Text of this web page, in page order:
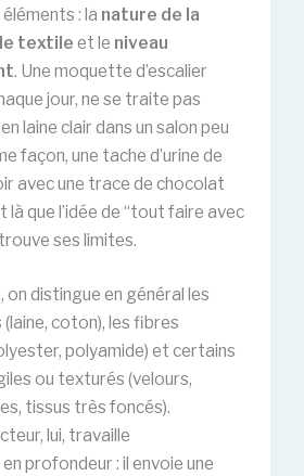
: la nature de la
textile et le niveau
. Une moquette d’escalier
jour, ne se traite pas
laine clair dans un salon peu
façon, une tache d’urine de
avec une trace de chocolat
là que l’idée de “tout faire avec
ses limites.
on distingue en général les
coton), les fibres
polyamide) et certains
ou texturés (velours,
tissus très foncés).
lui, travaille
profondeur : il envoie une